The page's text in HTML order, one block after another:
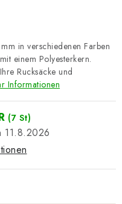
in verschiedenen Farben
einem Polyesterkern.
Rucksäcke und
Informationen
(7 St)
11.8.2026